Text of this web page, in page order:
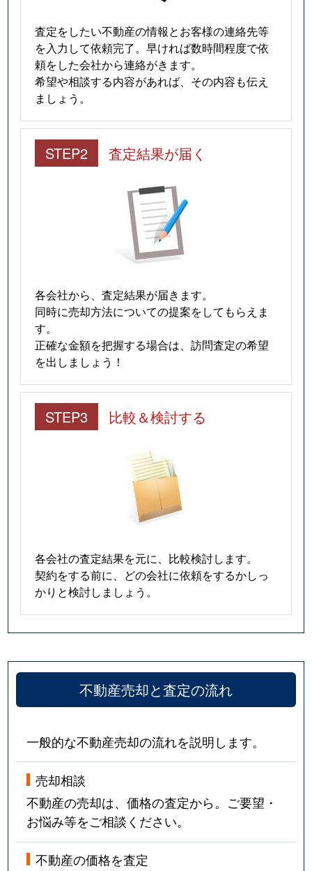
査定をしたい不動産の情報とお客様の連絡先等
を入力して依頼完了。早ければ数時間程度で依
頼をした会社から連絡がきます。
希望や相談する内容があれば、その内容も伝え
ましょう。
STEP2 査定結果が届く
各会社から、査定結果が届きます。
同時に売却方法についての提案をしてもらえま
す。
正確な金額を把握する場合は、訪問査定の希望
を出しましょう！
STEP3 比較＆検討する
各会社の査定結果を元に、比較検討します。
契約をする前に、どの会社に依頼をするかしっ
かりと検討しましょう。
不動産売却と査定の流れ
一般的な不動産売却の流れを説明します。
売却相談
不動産の売却は、価格の査定から。ご要望・
お悩み等をご相談ください。
不動産の価格を査定